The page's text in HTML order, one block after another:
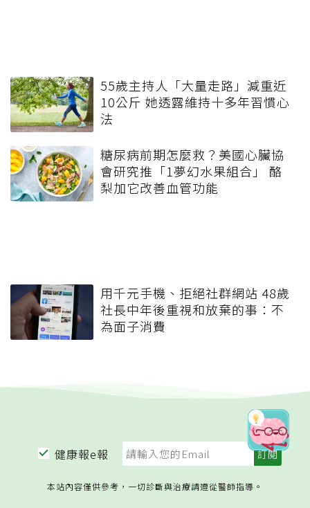
55歲主持人「大量走路」減重近
10公斤 她透露維持十多年習慣心
法
糖尿病前期怎麼救？美國心臟協
會研究推「1夢幻水果組合」 酪
梨加它改善血管功能
用千元手機、拒絕社群網站 48歲
社長中年後重視和放棄的事：不
為面子消費
健康報e報
本站內容僅供參考，一切診斷與治療請遵從醫師指導。